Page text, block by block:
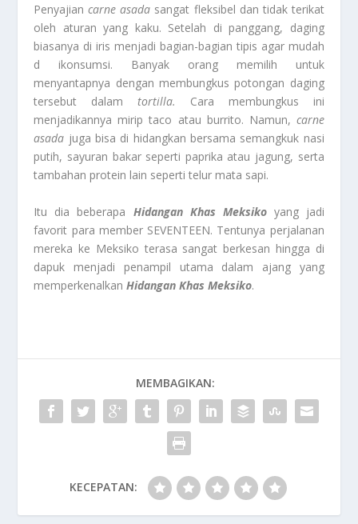
Penyajiancarne asada sangat fleksibel dan tidak terikat
oleh aturan yang kaku. Setelah di panggang, daging
biasanya di iris menjadi bagian-bagian tipis agar mudah
d ikonsumsi. Banyak orang memilih untuk
menyantapnya dengan membungkus potongan daging
tersebut dalamtortilla. Cara membungkus ini
menjadikannya mirip taco atau burrito. Namun, carne
asada juga bisa di hidangkan bersama semangkuk nasi
putih, sayuran bakar seperti paprika atau jagung, serta
tambahan protein lain seperti telur mata sapi.
Itu dia beberapa Hidangan Khas Meksikoyang jadi
favorit para member SEVENTEEN. Tentunya perjalanan
mereka ke Meksiko terasa sangat berkesan hingga di
dapuk menjadi penampil utama dalam ajang yang
memperkenalkanHidangan Khas Meksiko.
MEMBAGIKAN:
KECEPATAN: